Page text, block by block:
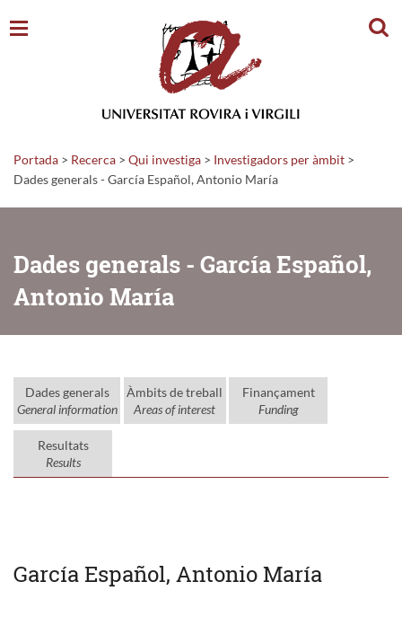
Portada > Recerca > Qui investiga > Investigadors per àmbit >
Dades generals - García Español, Antonio María
Dades generals - García Español,
Antonio María
Dades generals
General information
Àmbits de treball
Areas of interest
Finançament
Funding
Resultats
Results
García Español, Antonio María